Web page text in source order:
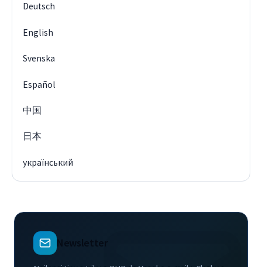
Deutsch
English
Svenska
Español
中国
日本
український
Newsletter